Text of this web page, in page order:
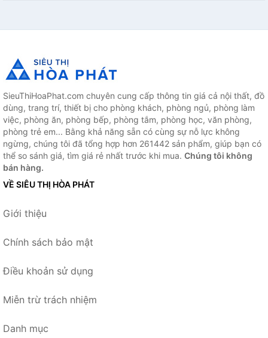
SieuThiHoaPhat.com chuyên cung cấp thông tin giá cả nội thất, đồ
dùng, trang trí, thiết bị cho phòng khách, phòng ngủ, phòng làm
việc, phòng ăn, phòng bếp, phòng tắm, phòng học, văn phòng,
phòng trẻ em... Bằng khả năng sẵn có cùng sự nỗ lực không
ngừng, chúng tôi đã tổng hợp hơn 261442 sản phẩm, giúp bạn có
thể so sánh giá, tìm giá rẻ nhất trước khi mua. Chúng tôi không
bán hàng.
VỀ SIÊU THỊ HÒA PHÁT
Giới thiệu
Chính sách bảo mật
Điều khoản sử dụng
Miễn trừ trách nhiệm
Danh mục